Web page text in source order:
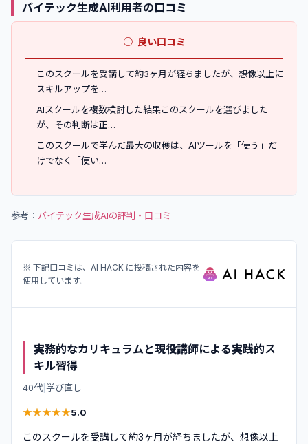
バイテック生成AI利用者の口コミ
○ 良い口コミ
このスクールを受講して約3ヶ月が経ちましたが、想像以上に
スキルアップを…
AIスクールを複数検討した結果このスクールを選びました
が、その判断は正…
このスクールで学んだ最大の収穫は、AIツールを「使う」だ
けでなく「使い…
参考： バイテック生成AIの評判・口コミ
※ 下記口コミは、AI HACK に投稿された内容を
使用しています。
実務的なカリキュラムと現役講師による実践的ス
キル習得
40代| 学び直し
★
★★
★★
★★
★★
★5.0
このスクールを受講して約3ヶ月が経ちましたが、想像以上